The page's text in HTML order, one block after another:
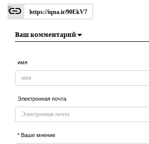
https://iqna.ir/90EkV7
Ваш комментарий
имя
Электронная почта
* Ваше мнение